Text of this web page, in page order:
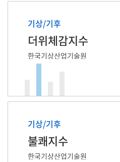
기상/기후
더위체감지수
한국기상산업기술원
기상/기후
불쾌지수
한국기상산업기술원